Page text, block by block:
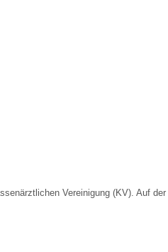
Vereinigung (KV). Auf